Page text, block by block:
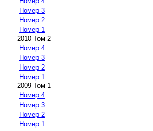
Номер 3
Номер 2
Номер 1
2010 Том 2
Номер 4
Номер 3
Номер 2
Номер 1
2009 Том 1
Номер 4
Номер 3
Номер 2
Номер 1